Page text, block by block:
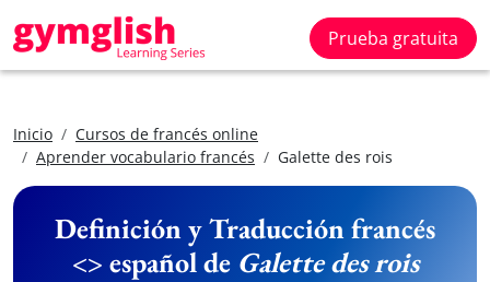
Prueba gratuita
Inicio
Cursos de francés online
Aprender vocabulario francés
Galette des rois
Definición y Traducción francés
<> español de Galette des rois